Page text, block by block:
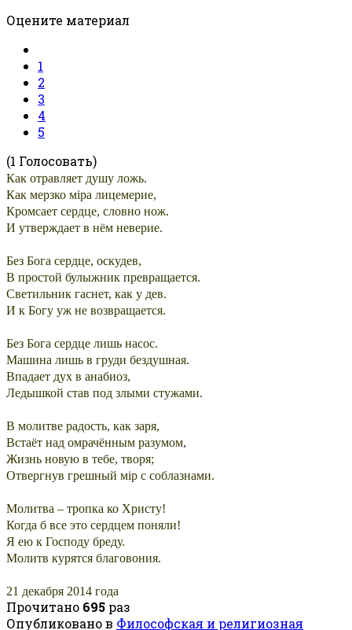
Оцените материал
1
2
3
4
5
(1 Голосовать)
Как отравляет душу ложь.
Как мерзко мiра лицемерие,
Кромсает сердце, словно нож.
И утверждает в нём неверие.
Без Бога сердце, оскудев,
В простой булыжник превращается.
Светильник гаснет, как у дев.
И к Богу уж не возвращается.
Без Бога сердце лишь насос.
Машина лишь в груди бездушная.
Впадает дух в анабиоз,
Ледышкой став под злыми стужами.
В молитве радость, как заря,
Встаёт над омрачённым разумом,
Жизнь новую в тебе, творя;
Отвергнув грешный мiр с соблазнами.
Молитва – тропка ко Христу!
Когда б все это сердцем поняли!
Я ею к Господу бреду.
Молитв курятся благовония.
21 декабря 2014 года
Прочитано 695 раз
Опубликовано в Философская и религиозная